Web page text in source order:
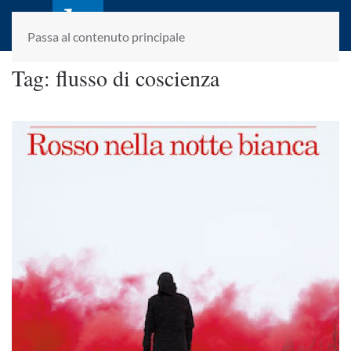
Passa al contenuto principale
laletteraturaenoi.it
fondato da Romano Luperini
Tag: flusso di coscienza